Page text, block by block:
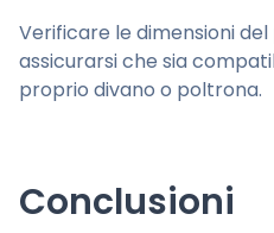
Verificare le dimensioni
assicurarsi che sia
proprio divano o poltrona.
Conclusioni